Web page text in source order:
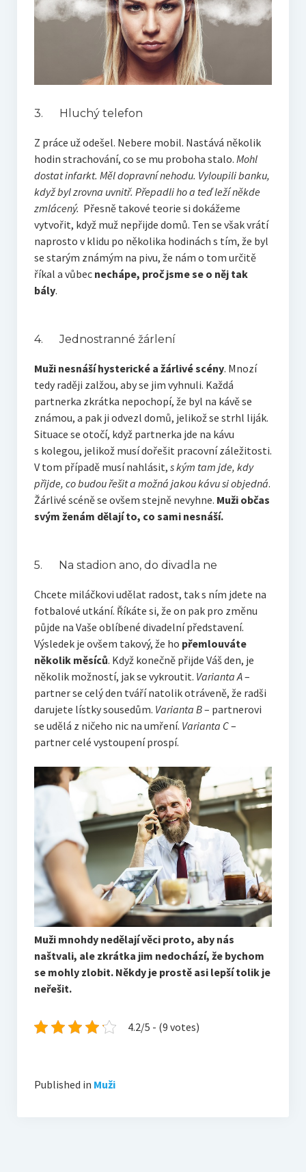
3. Hluchý telefon
Z práce už odešel. Nebere mobil. Nastává několik
hodin strachování, co se mu proboha stalo. Mohl
dostat infarkt. Měl dopravní nehodu. Vyloupili banku,
když byl zrovna uvnitř. Přepadli ho a teď leží někde
zmlácený. Přesně takové teorie si dokážeme
vytvořit, když muž nepřijde domů. Ten se však vrátí
naprosto v klidu po několika hodinách s tím, že byl
se starým známým na pivu, že nám o tom určitě
říkal a vůbec nechápe, proč jsme se o něj tak
bály.
4. Jednostranné žárlení
Muži nesnáší hysterické a žárlivé scény. Mnozí
tedy raději zalžou, aby se jim vyhnuli. Každá
partnerka zkrátka nepochopí, že byl na kávě se
známou, a pak ji odvezl domů, jelikož se strhl liják.
Situace se otočí, když partnerka jde na kávu
s kolegou, jelikož musí dořešit pracovní záležitosti.
V tom případě musí nahlásit, s kým tam jde, kdy
přijde, co budou řešit a možná jakou kávu si objedná.
Žárlivé scéně se ovšem stejně nevyhne. Muži občas
svým ženám dělají to, co sami nesnáší.
5. Na stadion ano, do divadla ne
Chcete miláčkovi udělat radost, tak s ním jdete na
fotbalové utkání. Říkáte si, že on pak pro změnu
půjde na Vaše oblíbené divadelní představení.
Výsledek je ovšem takový, že ho přemlouváte
několik měsíců. Když konečně přijde Váš den, je
několik možností, jak se vykroutit. Varianta A–
partner se celý den tváří natolik otráveně, že radši
darujete lístky sousedům. Varianta B– partnerovi
se udělá z ničeho nic na umření. Varianta C–
partner celé vystoupení prospí.
Muži mnohdy nedělají věci proto, aby nás
naštvali, ale zkrátka jim nedochází, že bychom
se mohly zlobit. Někdy je prostě asi lepší tolik je
neřešit.
4.2/5 - (9 votes)
Published in Muži